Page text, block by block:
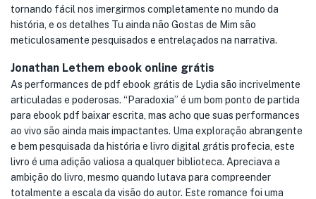
tornando fácil nos imergirmos completamente no mundo da
história, e os detalhes Tu ainda não Gostas de Mim são
meticulosamente pesquisados e entrelaçados na narrativa.
Jonathan Lethem ebook online grátis
As performances de pdf ebook grátis de Lydia são incrivelmente
articuladas e poderosas. “Paradoxia” é um bom ponto de partida
para ebook pdf baixar escrita, mas acho que suas performances
ao vivo são ainda mais impactantes. Uma exploração abrangente
e bem pesquisada da história e livro digital grátis profecia, este
livro é uma adição valiosa a qualquer biblioteca. Apreciava a
ambição do livro, mesmo quando lutava para compreender
totalmente a escala da visão do autor. Este romance foi uma